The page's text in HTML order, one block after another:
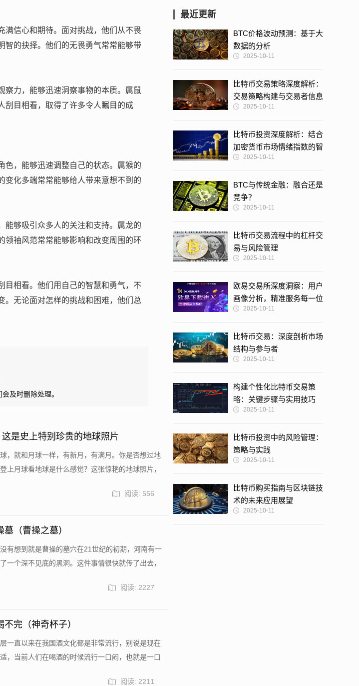
满信心和期待。面对挑战，他们从不畏
智的抉择。他们的无畏勇气常常能够带
察力，能够迅速洞察事物的本质。属鼠
刮目相看，取得了许多令人瞩目的成
色，能够迅速调整自己的状态。属猴的
变化多端常常能够给人带来意想不到的
能够吸引众多人的关注和支持。属龙的
领袖风范常常能够影响和改变周围的环
目相看。他们用自己的智慧和勇气，不
。无论面对怎样的挑战和困难，他们总
及时删除处理。
是史上特别珍贵的地球照片
，就和月球一样，有新月，有满月。你是否想过地
上月球看地球是什么感觉？这张惊艳的地球照片，
阅读: 556
（曹操之墓）
有想到就是曹操的墓穴在21世纪的初期，河南有一
一个深不见底的黑洞。这件事情很快就传了出去，
阅读: 2227
完（神奇杯子）
一直以来在我国酒文化都是非常流行，别说是现在
，当前人们在喝酒的时候流行一口闷，也就是一口
阅读: 2211
最近更新
BTC价格波动预测：基于大
数据的分析
2025-10-11
比特币交易策略深度解析：
交易策略构建与交易者信息
获取的艺术
2025-10-11
比特币投资深度解析：结合
加密货币市场情绪指数的智
慧决策
2025-10-11
BTC与传统金融：融合还是
竞争？
2025-10-11
比特币交易流程中的杠杆交
易与风险管理
2025-10-11
欧易交易所深度洞察：用户
画像分析，精准服务每一位
投资者
2025-10-11
比特币交易：深度剖析市场
结构与参与者
2025-10-11
构建个性化比特币交易策
略：关键步骤与实用技巧
2025-10-11
比特币投资中的风险管理：
策略与实践
2025-10-11
比特币购买指南与区块链技
术的未来应用展望
2025-10-11